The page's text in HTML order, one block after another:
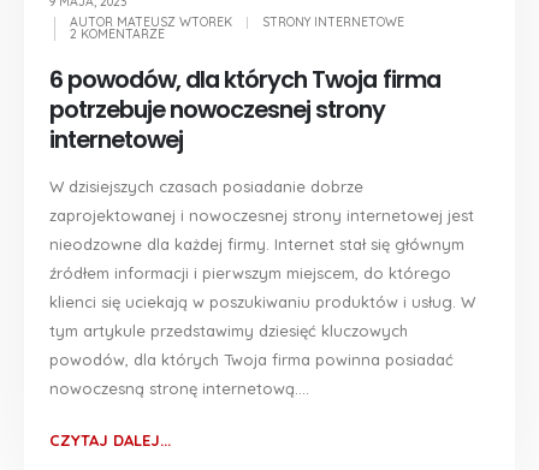
AUTOR MATEUSZ WTOREK STRONY INTERNETOWE
2 KOMENTARZE
6 powodów, dla których Twoja firma
potrzebuje nowoczesnej strony
internetowej
W dzisiejszych czasach posiadanie dobrze
zaprojektowanej i nowoczesnej strony internetowej jest
nieodzowne dla każdej firmy. Internet stał się głównym
źródłem informacji i pierwszym miejscem, do którego
klienci się uciekają w poszukiwaniu produktów i usług. W
tym artykule przedstawimy dziesięć kluczowych
powodów, dla których Twoja firma powinna posiadać
nowoczesną stronę internetową....
CZYTAJ DALEJ...